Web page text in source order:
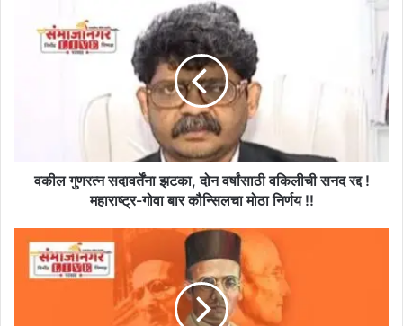
गुणरत्न
सदावर्तेंना
कौन्सिलचा
वकील गुणरत्न सदावर्तेंना झटका, दोन वर्षांसाठी वकिलीची सनद रद्द !
महाराष्ट्र-गोवा बार कौन्सिलचा मोठा निर्णय !!
उद्धव
ठाकरेंकडे
धाडस